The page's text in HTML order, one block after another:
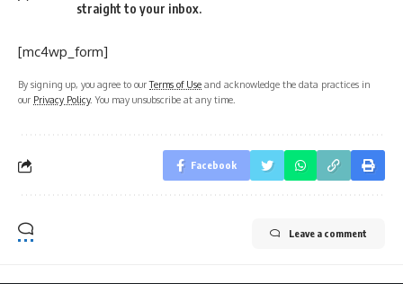
straight to your inbox.
[mc4wp_form]
By signing up, you agree to ourTerms of Use and acknowledge the data practices in
our Privacy Policy. You may unsubscribe at any time.
Facebook
Leave a comment